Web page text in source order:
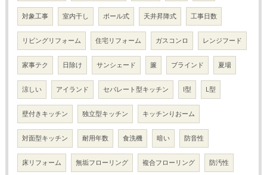
対象工事 室内干し ポール式 天井昇降式 工事日数
リビングリフォーム 住宅リフォーム ガスコンロ レンジフード
家事テク 日除け サンシェード 簾 ブラインド 夏場
涼しい アイランド セパレート型キッチン I型 L型
壁付きキッチン 独立型キッチン キッチンりおーム
対面型キッチン 耐用年数 食洗機 暗い 防音性
床リフォーム 無垢フローリング 複合フローリング 防汚性